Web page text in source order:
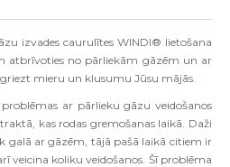
izvades caurulītes WINDI® lietošana
atbrīvoties no pārliekām gāzēm un ar
mieru un klusumu Jūsu mājās.
ar pārlieku gāzu veidošanos
kas rodas gremošanas laikā. Daži
galā ar gāzēm, tājā pašā laikā citiem ir
veicina koliku veidošanos. Šī problēma